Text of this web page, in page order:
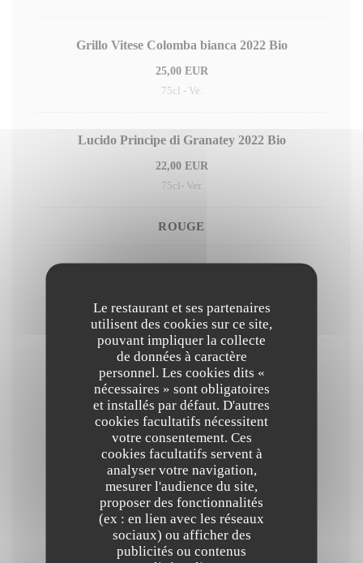
Le restaurant et ses partenaires
utilisent des cookies sur ce site,
pouvant impliquer la collecte
de données à caractère
personnel. Les cookies dits «
nécessaires » sont obligatoires
et installés par défaut. D'autres
cookies facultatifs nécessitent
votre consentement. Ces
cookies facultatifs servent à
analyser votre navigation,
mesurer l'audience du site,
proposer des fonctionnalités
(ex : en lien avec les réseaux
sociaux) ou afficher des
publicités ou contenus
Grillo Vitese Colomba bianca 2022 Bio
25,00 EUR
75cl - Ve.
Lucido Principe di Granatey 2022 Bio
22,00 EUR
75cl- Ver.
ROUGE
75cl - Ve.
Syrah Vitese Colomba Bianca 2021 Bio
28,00 EUR
75cl - Ve.
Nero D'avola PASSIONE 2021
32,00 EUR
75cl - Ve.
Digiestif